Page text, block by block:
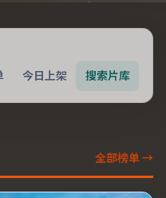
今日上架 搜索片库
全部榜单 →